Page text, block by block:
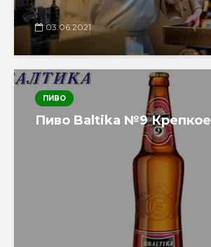
03.06.2021
ПИВО
Пиво Baltika №9 Крепкое